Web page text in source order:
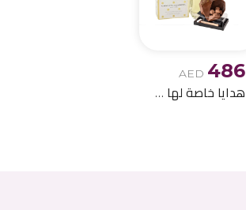
AED 486
هدايا خاصة لها مع الشوكولاتة 1